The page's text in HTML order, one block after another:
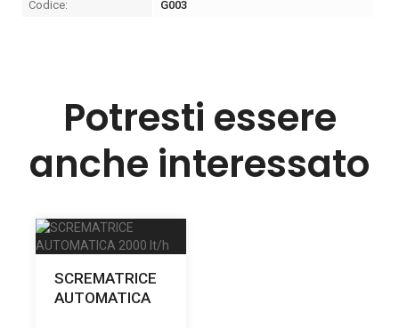
Codice: G003
Potresti essere
anche interessato
SCREMATRICE
AUTOMATICA